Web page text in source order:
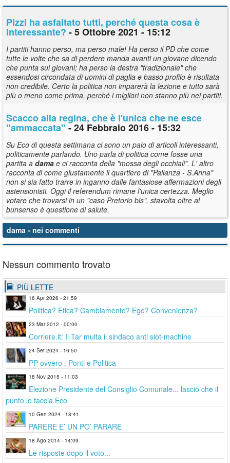
Pizzi ha asfaltato tutti, perché questa cosa è
interessante? - 5 Ottobre 2021 - 15:12
I partiti hanno perso, ma perso male! Ha perso il PD che come
tutte le volte che sa di perdere manda avanti un giovane dicendo
che punta sui giovani; ha perso la destra "tradizionale" che
essendosi circondata di uomini di paglia e basso profilo è risultata
non credibile. Certo la politica non imparerà la lezione e tutto sarà
più o meno come prima, perché i migliori non stanno più nei partiti.
Scacco alla regina, che è l'unica che ne esce
"ammaccata" - 24 Febbraio 2016 - 15:32
Su Eco di questa settimana ci sono un paio di articoli interessanti,
politicamente parlando. Uno parla di politica come fosse una
partita a dama e ci racconta della "mossa degli occhiali". L' altro
racconta di come giustamente il quartiere di "Pallanza - S.Anna"
non si sia fatto trarre in inganno dalle fantasiose affermazioni degli
astensionisti. Oggi il referendum rimane l'unica certezza. Meglio
votare che trovarsi in un "caso Pretorio bis", stavolta oltre al
bunsenso è questione di salute.
dama - nei commenti
Nessun commento trovato
PIÙ LETTE
16 Apr 2026 - 21:59
Politica? Etica? Cambiamento? Ego? Convenienza?
23 Mar 2012 - 00:00
Corriere.it: Il Tar multa il sindaco anti slot-machine
24 Set 2024 - 16:50
PP ovvero : Ponti e Politica
18 Nov 2015 - 11:03
Elezione Presidente del Consiglio Comunale... lascio che il
punto lo faccia Eco
10 Gen 2024 - 18:41
PARERE E’ UN PO’ PARARE
18 Ago 2014 - 14:09
Le risposte dopo il voto...